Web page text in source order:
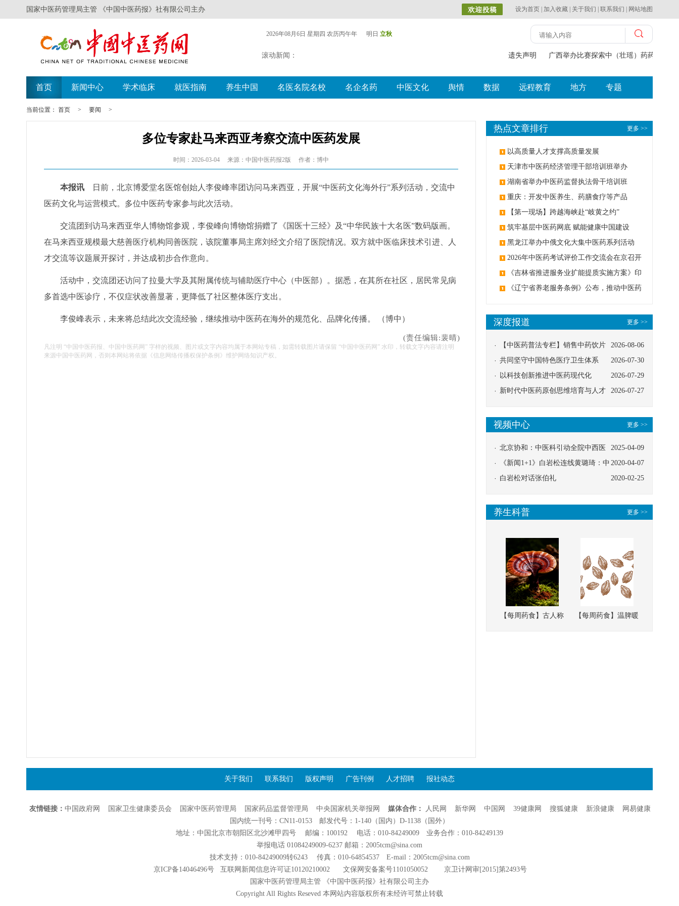
国家中医药管理局主管 《中国中医药报》社有限公司主办 设为首页 加入收藏 关于我们 联系我们 网站地图
2026年08月6日 星期四 农历丙午年 明日 立秋
滚动新闻： 遗失声明 广西举办比赛探索中（壮瑶）药药膳食
首页 新闻中心 学术临床 就医指南 养生中国 名医名院名校 名企名药 中医文化 舆情 数据 远程教育 地方 专题
当前位置： 首页 > 要闻 >
多位专家赴马来西亚考察交流中医药发展
时间：2026-03-04 来源：中国中医药报2版 作者：博中
本报讯 日前，北京博爱堂名医馆创始人李俊峰率团访问马来西亚，开展“中医药文化海外行”系列活动，交流中
医药文化与运营模式。多位中医药专家参与此次活动。
交流团到访马来西亚华人博物馆参观，李俊峰向博物馆捐赠了《国医十三经》及“中华民族十大名医”数码版画。
在马来西亚规模最大慈善医疗机构同善医院，该院董事局主席刘经文介绍了医院情况。双方就中医临床技术引进、人
才交流等议题展开探讨，并达成初步合作意向。
活动中，交流团还访问了拉曼大学及其附属传统与辅助医疗中心（中医部）。据悉，在其所在社区，居民常见病
多首选中医诊疗，不仅症状改善显著，更降低了社区整体医疗支出。
李俊峰表示，未来将总结此次交流经验，继续推动中医药在海外的规范化、品牌化传播。 （博中）
(责任编辑:裴晴)
凡注明 “中国中医药报、中国中医药网” 字样的视频、图片或文字内容均属于本网站专稿，如需转载图片请保留 “中国中医药网” 水印，转载文字内容请注明
来源中国中医药网，否则本网站将依据《信息网络传播权保护条例》维护网络知识产权。
更多 >>
热点文章排行
以高质量人才支撑高质量发展
天津市中医药经济管理干部培训班举办
湖南省举办中医药监督执法骨干培训班
重庆：开发中医养生、药膳食疗等产品
【第一现场】跨越海峡赴“岐黄之约”
筑牢基层中医药网底 赋能健康中国建设
黑龙江举办中俄文化大集中医药系列活动
2026年中医药考试评价工作交流会在京召开
《吉林省推进服务业扩能提质实施方案》印
发：创建中医类国家医学中心
《辽宁省养老服务条例》公布，推动中医药
更多 >>
深度报道
2026-08-06
【中医药普法专栏】销售中药饮片
应告知煎服方法及注意事项
2026-07-30
共同坚守中国特色医疗卫生体系
2026-07-29
以科技创新推进中医药现代化
2026-07-27
新时代中医药原创思维培育与人才
更多 >>
视频中心
2025-04-09
北京协和：中医科引动全院中西医
协同
2020-04-07
《新闻1+1》白岩松连线黄璐琦：中
医救治的临床效果
2020-02-25
白岩松对话张伯礼
更多 >>
养生科普
【每周药食】古人称
【每周药食】温脾暖
关于我们 联系我们 版权声明 广告刊例 人才招聘 报社动态
友情链接： 中国政府网 国家卫生健康委员会 国家中医药管理局 国家药品监督管理局 中央国家机关举报网 媒体合作： 人民网 新华网 中国网 39健康网 搜狐健康 新浪健康
网易健康
国内统一刊号：CN11-0153 邮发代号：1-140（国内）D-1138（国外）
地址：中国北京市朝阳区北沙滩甲四号 邮编：100192 电话：010-84249009 业务合作：010-84249139
举报电话 01084249009-6237 邮箱：2005tcm@sina.com
技术支持：010-84249009转6243 传真：010-64854537 E-mail：2005tcm@sina.com
京ICP备14046496号
互联网新闻信息许可证10120210002文保网安备案号1101050052 京卫计网审[2015]第2493号
国家中医药管理局主管 《中国中医药报》社有限公司主办
Copyright All Rights Reseved 本网站内容版权所有未经许可禁止转载